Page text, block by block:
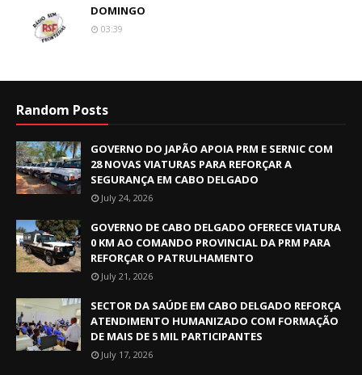
DOMINGO
03:39
Random Posts
GOVERNO DO JAPÃO APOIA PRM E SERNIC COM
28 NOVAS VIATURAS PARA REFORÇAR A
SEGURANÇA EM CABO DELGADO
July 24, 2026
GOVERNO DE CABO DELGADO OFERECE VIATURA
0 KM AO COMANDO PROVINCIAL DA PRM PARA
REFORÇAR O PATRULHAMENTO
July 21, 2026
SECTOR DA SAÚDE EM CABO DELGADO REFORÇA
ATENDIMENTO HUMANIZADO COM FORMAÇÃO
DE MAIS DE 5 MIL PARTICIPANTES
July 17, 2026